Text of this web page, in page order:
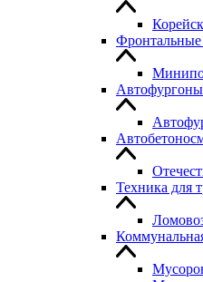
Фронтальные
Автофургоны
Техника для